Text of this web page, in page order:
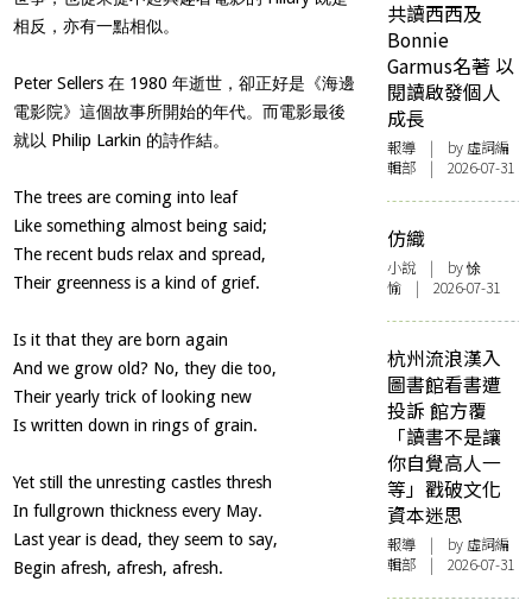
相反，亦有一點相似。
Peter Sellers 在 1980 年逝世，卻正好是《海邊
電影院》這個故事所開始的年代。而電影最後
就以 Philip Larkin 的詩作結。
The trees are coming into leaf
Like something almost being said;
The recent buds relax and spread,
Their greenness is a kind of grief.
Is it that they are born again
And we grow old? No, they die too,
Their yearly trick of looking new
Is written down in rings of grain.
Yet still the unresting castles thresh
In fullgrown thickness every May.
Last year is dead, they seem to say,
Begin afresh, afresh, afresh.
共讀西西及
Bonnie
Garmus名著 以
閱讀啟發個人
成長
報導 | by 虛詞編
輯部 | 2026-07-31
仿織
小說 | by 悇
愉 | 2026-07-31
杭州流浪漢入
圖書館看書遭
投訴 館方覆
「讀書不是讓
你自覺高人一
等」戳破文化
資本迷思
報導 | by 虛詞編
輯部 | 2026-07-31